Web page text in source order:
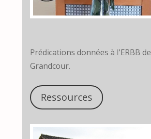
Prédications données à l'ERBB de
Grandcour.
Ressources